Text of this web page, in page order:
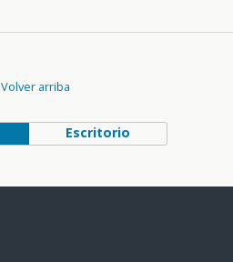
Volver arriba
Escritorio